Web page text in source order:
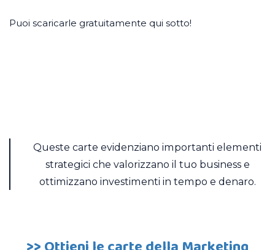
Puoi scaricarle gratuitamente qui sotto!
Queste carte evidenziano importanti elementi
strategici che valorizzano il tuo business e
ottimizzano investimenti in tempo e denaro.